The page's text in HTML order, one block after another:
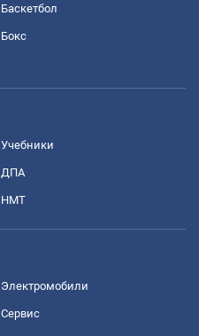
Баскетбол
Бокс
Учебники
ДПА
НМТ
Электромобили
Сервис